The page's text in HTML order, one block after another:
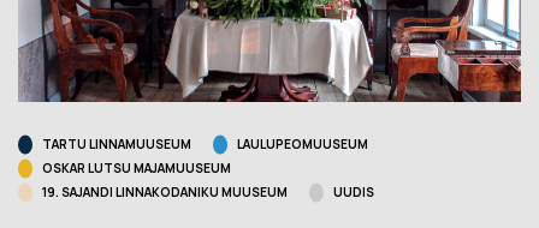
TARTU LINNAMUUSEUM
LAULUPEOMUUSEUM
OSKAR LUTSU MAJAMUUSEUM
19. SAJANDI LINNAKODANIKU MUUSEUM
UUDIS